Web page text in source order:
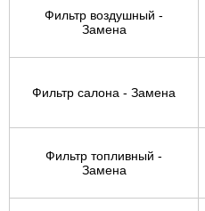
Фильтр воздушный -
Замена
Фильтр салона - Замена
Фильтр топливный -
Замена